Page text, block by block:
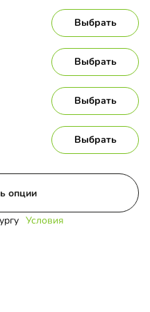
Выбрать
Выбрать
Выбрать
Выбрать
опции
Условия